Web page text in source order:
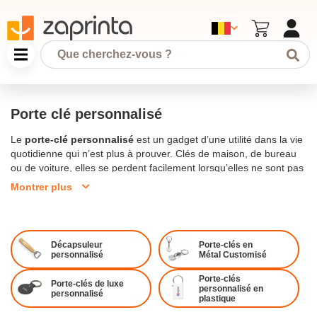
Porte clé personnalisé
Le porte-clé personnalisé est un gadget d’une utilité dans la vie
quotidienne qui n’est plus à prouver. Clés de maison, de bureau
ou de voiture, elles se perdent facilement lorsqu’elles ne sont pas
attachées à un même porte-clés.
clés apporte une touche de singularité, et allie originalité et utilité.
excellentcadeauque l’on peut offrir.De plus, leporte-clés
publicitaireest un incontournable goodie prisé par la grande
majorité des entreprises, car il est très simple à personnaliser. En
effet, il est aisé d’y ajouterphoto
, logo, messages, et s’adapte à
toute sorte de design.Vous trouverez sur Zaprinta une multitude
d’options deporte-clé personnalisépour faire accroître la
Montrer plus
Décapsuleur
personnalisé
Porte-clés en
Métal Customisé
Porte-clés de luxe
personnalisé
Porte-clés
personnalisé en
plastique